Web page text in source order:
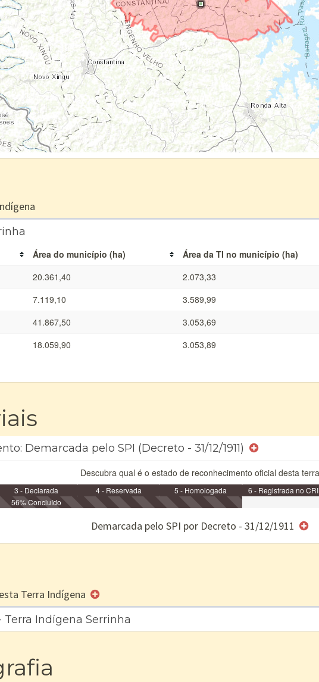
Área do município (ha) Área da TI no município (ha)
20.361,40 2.073,33
7.119,10 3.589,99
41.867,50 3.053,69
18.059,90 3.053,89
Demarcada pelo SPI (Decreto - 31/12/1911)
Descubra qual é o estado de reconhecimento oficial desta
3 - Declarada 4 - Reservada 5 - Homologada
6 - Registrada no CRI
56% Concluído
Demarcada pelo SPI por Decreto - 31/12/1911
Terra Indígena
Indígena Serrinha